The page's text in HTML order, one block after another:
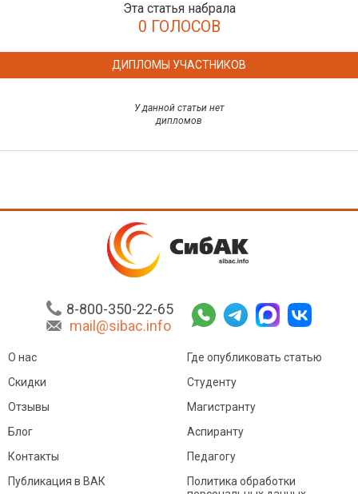
Эта статья набрала
0 ГОЛОСОВ
ДИПЛОМЫ УЧАСТНИКОВ
У данной статьи нет
дипломов
8-800-350-22-65
mail@sibac.info
О нас
Скидки
Отзывы
Блог
Контакты
Где опубликовать статью
Студенту
Магистранту
Аспиранту
Педагогу
Публикация в ВАК
Политика обработки